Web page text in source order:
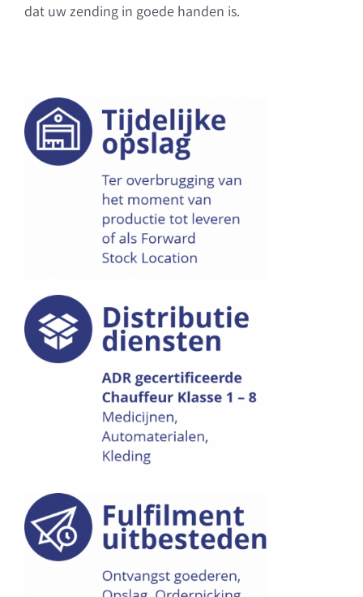
dat uw zending in goede handen is.